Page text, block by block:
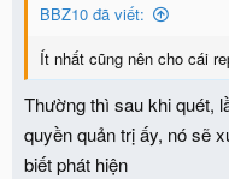
BBZ10 đã viết:
Ít nhất cũng nên cho cái
Thường thì sau khi quét,
quyền quản trị ấy, nó sẽ
biết phát hiện